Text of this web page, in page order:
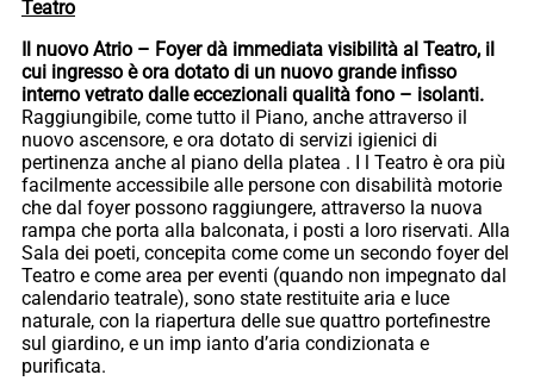
Teatro
Il nuovo Atrio – Foyer dà immediata visibilità al Teatro, il
cui ingresso è ora dotato di un nuovo grande infisso
interno vetrato dalle eccezionali qualità fono – isolanti.
Raggiungibile, come tutto il Piano, anche attraverso il
nuovo ascensore, e ora dotato di servizi igienici di
pertinenza anche al piano della platea . I l Teatro è ora più
facilmente accessibile alle persone con disabilità motorie
che dal foyer possono raggiungere, attraverso la nuova
rampa che porta alla balconata, i posti a loro riservati. Alla
Sala dei poeti, concepita come come un secondo foyer del
Teatro e come area per eventi (quando non impegnato dal
calendario teatrale), sono state restituite aria e luce
naturale, con la riapertura delle sue quattro portefinestre
sul giardino, e un imp ianto d’aria condizionata e
purificata.